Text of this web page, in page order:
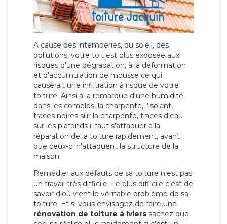
A cause des intempéries, du soleil, des
pollutions, votre toit est plus exposée aux
risques d'une dégradation, à la déformation
et d'accumulation de mousse ce qui
causerait une infiltration à risque de votre
toiture. Ainsi à la remarque d'une humidité
dans les combles, la charpente, l'isolant,
traces noires sur la charpente, traces d'eau
sur les plafonds il faut s'attaquer à la
réparation de la toiture rapidement, avant
que ceux-ci n'attaquent la structure de la
maison.
Remédier aux défauts de sa toiture n'est pas
un travail très difficile. Le plus difficile c'est de
savoir d'où vient le véritable problème de sa
toiture. Et si vous envisagez de faire une
rénovation de toiture à Iviers sachez que